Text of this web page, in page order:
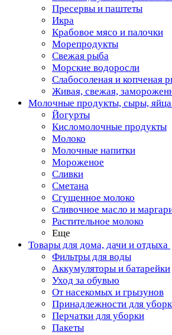
Пресервы и паштеты
Икра
Крабовое мясо и палочки
Морепродукты
Свежая рыба
Морские водоросли
Слабосоленая и копченая
Живая, свежая,
Молочные продукты, сыры, яйца
Йогурты
Кисломолочные продукты
Молоко
Молочные напитки
Мороженое
Сливки
Сметана
Сгущенное молоко
Сливочное масло и
Растительное молоко
Еще
Товары для дома, дачи и отдыха
Фильтры для воды
Аккумуляторы и батарейки
Уход за обувью
От насекомых и грызунов
Принадлежности для
Перчатки для уборки
Пакеты